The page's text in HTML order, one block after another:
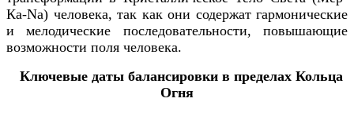
Ка-Na) человека, так как они содержат гармонические
и мелодические последовательности, повышающие
возможности поля человека.
Ключевые даты балансировки в пределах Кольца
Огня